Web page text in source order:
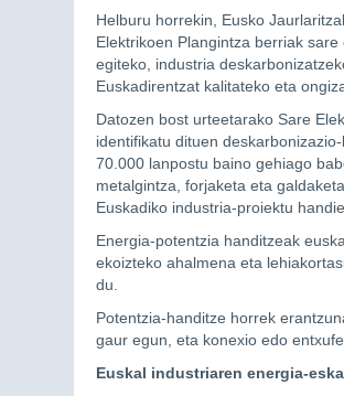
Helburu horrekin, Eusko
Elektrikoen Plangintza berriak
egiteko, industria
Euskadirentzat kalitateko eta
Datozen bost urteetarako Sare
identifikatu dituen
70.000 lanpostu baino gehiago
metalgintza, forjaketa eta
Euskadiko industria-proiektu
Energia-potentzia handitzeak
ekoizteko ahalmena eta
du.
Potentzia-handitze horrek
gaur egun, eta konexio edo
Euskal industriaren energia-